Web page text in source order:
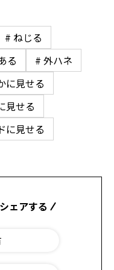
# ねじる
る
# 外ハネ
に見せる
見せる
に見せる
ェアする